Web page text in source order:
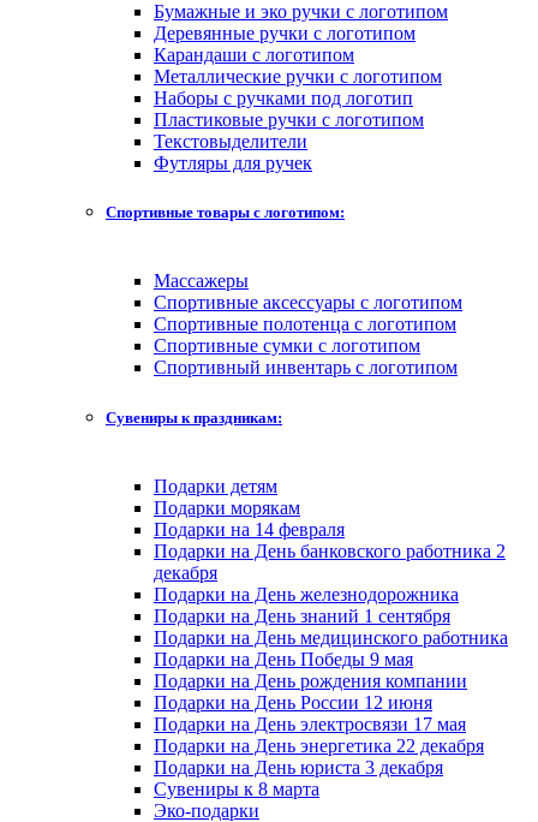
Бумажные и эко ручки с логотипом
Деревянные ручки с логотипом
Карандаши с логотипом
Металлические ручки с логотипом
Наборы с ручками под логотип
Пластиковые ручки с логотипом
Текстовыделители
Футляры для ручек
Спортивные товары с логотипом:
Массажеры
Спортивные аксессуары с логотипом
Спортивные полотенца с логотипом
Спортивные сумки с логотипом
Спортивный инвентарь с логотипом
Сувениры к праздникам:
Подарки детям
Подарки морякам
Подарки на 14 февраля
Подарки на День банковского работника 2
декабря
Подарки на День железнодорожника
Подарки на День знаний 1 сентября
Подарки на День медицинского работника
Подарки на День Победы 9 мая
Подарки на День рождения компании
Подарки на День России 12 июня
Подарки на День электросвязи 17 мая
Подарки на День энергетика 22 декабря
Подарки на День юриста 3 декабря
Сувениры к 8 марта
Эко-подарки